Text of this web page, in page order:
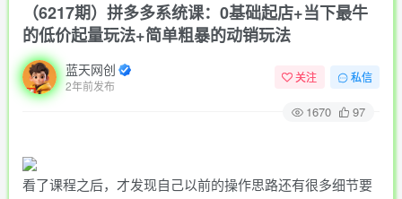
（6217期）拼多多系统课：0基础起店+当下最牛
的低价起量玩法+简单粗暴的动销玩法
蓝天网创
2年前发布
关注 私信
1670 97
看了课程之后，才发现自己以前的操作思路还有很多细节要